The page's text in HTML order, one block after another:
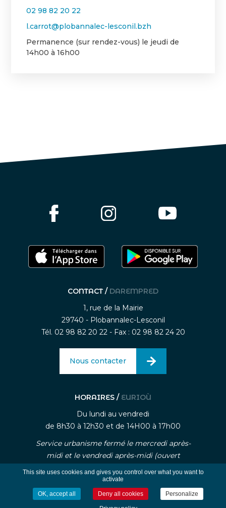
02 98 82 20 22
l.carrot@plobannalec-lesconil.bzh
Permanence (sur rendez-vous) le jeudi de
14h00 à 16h00
CONTACT / DAREMPRED
1, rue de la Mairie
29740 - Plobannalec-Lesconil
Tél. 02 98 82 20 22 - Fax : 02 98 82 24 20
Nous contacter
HORAIRES / EURIOÙ
Du lundi au vendredi
de 8h30 à 12h30 et de 14H00 à 17h00
Service urbanisme fermé le mercredi après-
midi et le vendredi après-midi (ouvert
uniquement sur rendez-vous)
Mentions légales-Traitement des données personnelle -Gestion des cookies
This site uses cookies and gives you control over what you want to
activate
OK, accept all Deny all cookies Personalize